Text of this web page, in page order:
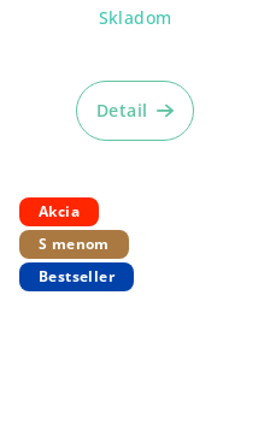
Skladom
hodnotenie
produktu
Detail
Akcia
S menom
Bestseller